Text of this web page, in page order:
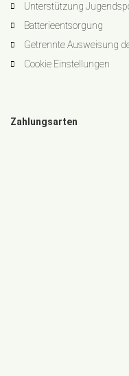
Unterstützung
Batterieentsorgung
Getrennte Ausweisung
Cookie Einstellungen
Zahlungsarten